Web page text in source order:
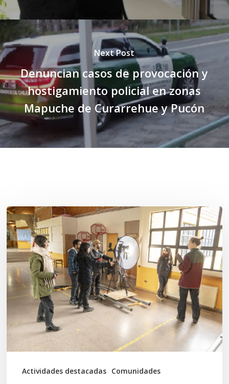
Next Post
Denuncian casos de provocación y
hostigamiento policial en zonas
Mapuche de Curarrehue y Pucón
Actividades destacadas Comunidades
Toda
el
agua
del
mar:
largometraje
de
ficción
se
graba